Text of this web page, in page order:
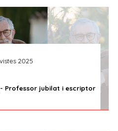
2025
Professor jubilat i escriptor